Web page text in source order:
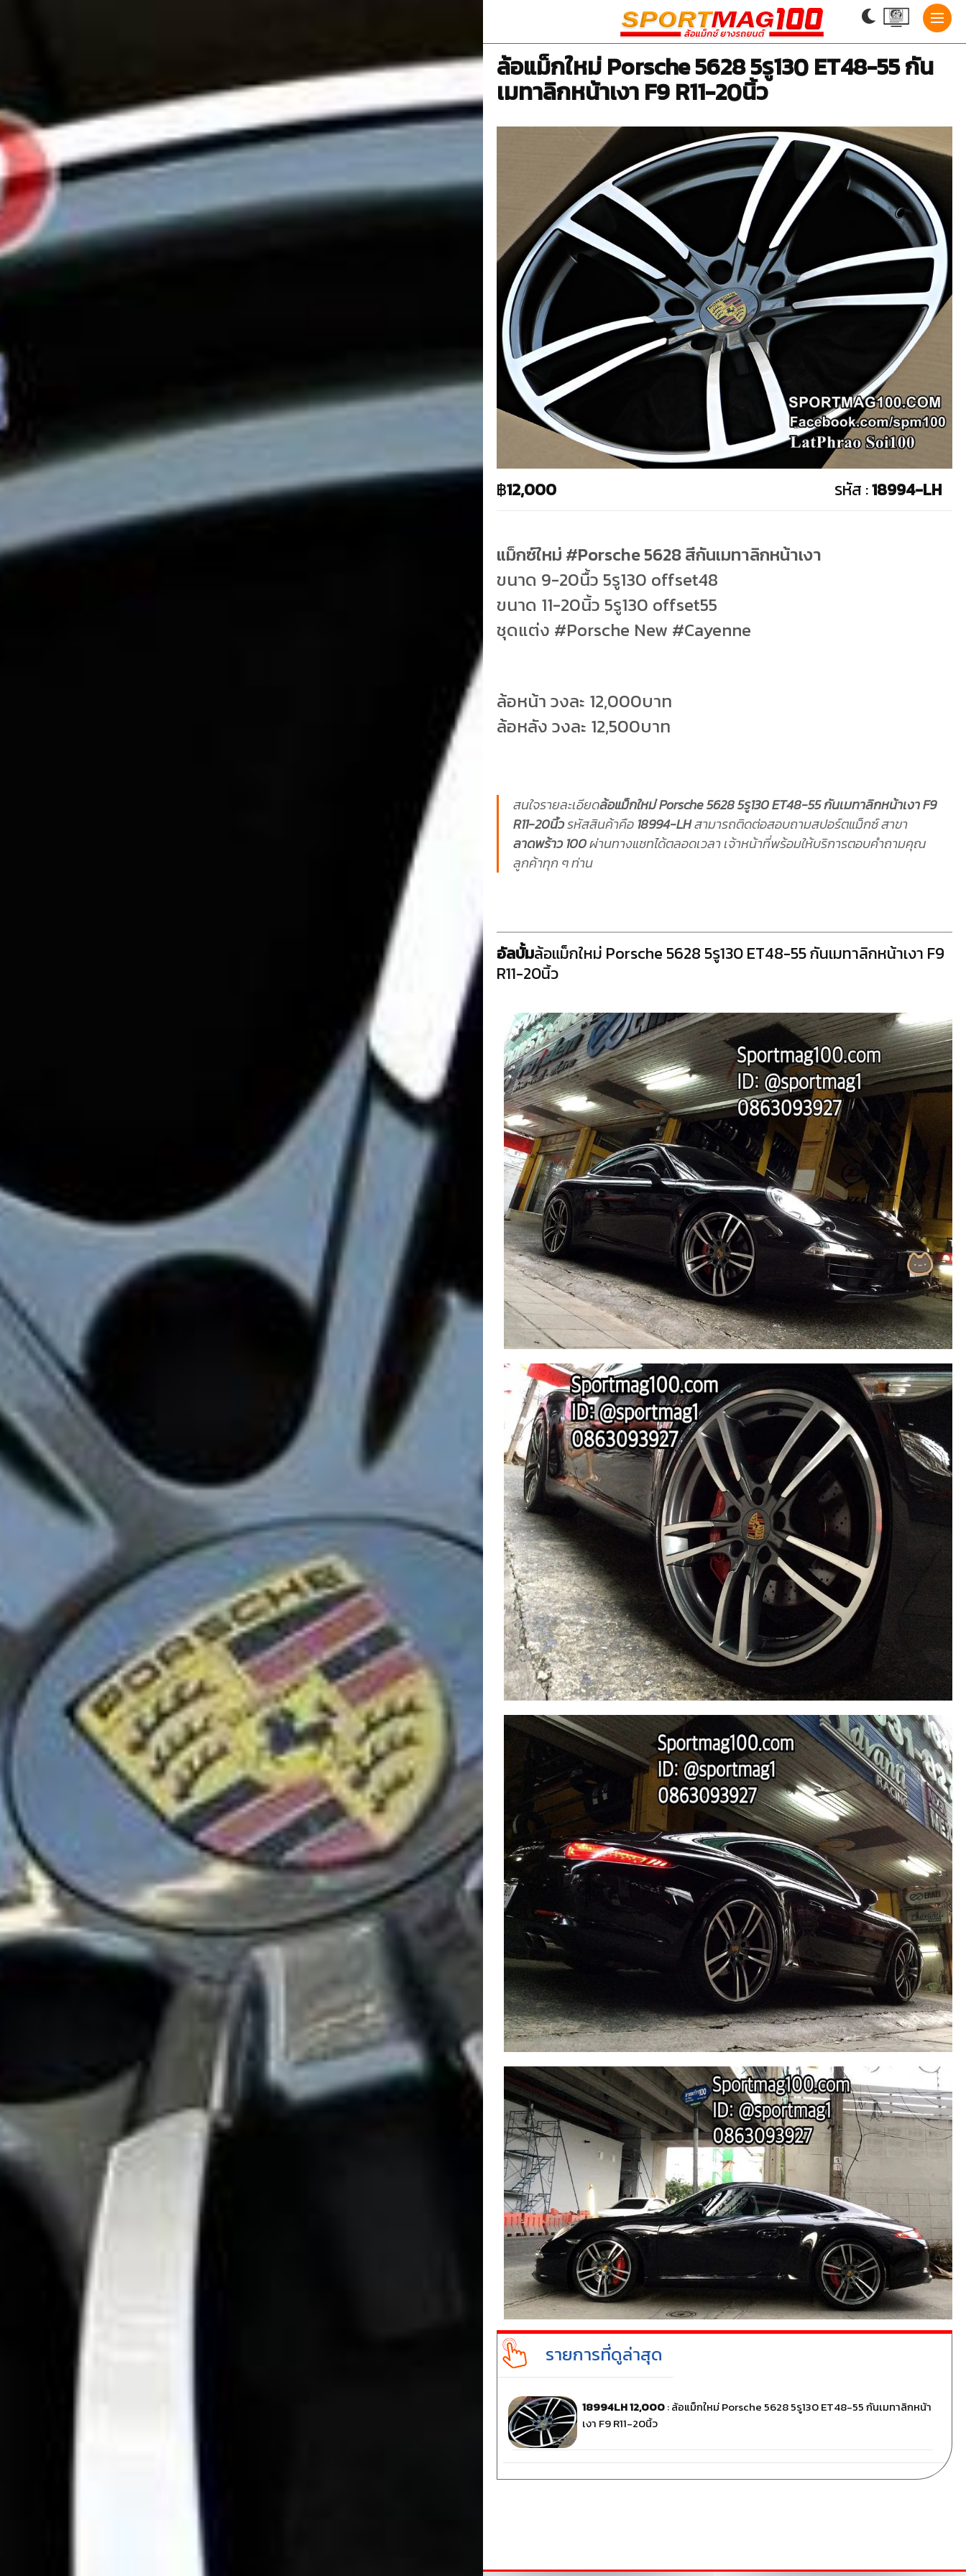
ล้อแม็กใหม่ Porsche 5628 5รู130 ET48-55 กัน
เมทาลิกหน้าเงา F9 R11-20นิ้ว
฿12,000 รหัส :18994-LH
แม็กซ์ใหม่ #Porsche 5628 สีกันเมทาลิกหน้าเงา
ขนาด 9-20นื้ว 5รู130 offset48
ขนาด 11-20นิ้ว 5รู130 offset55
ชุดแต่ง #Porsche New #Cayenne
ล้อหน้า วงละ 12,000บาท
ล้อหลัง วงละ 12,500บาท
สนใจรายละเอียดล้อแม็กใหม่ Porsche 5628 5รู130 ET48-55 กันเมทาลิกหน้าเงา F9
R11-20นิ้วรหัสสินค้าคือ 18994-LHสามารถติดต่อสอบถามสปอร์ตแม็กซ์ สาขา
ลาดพร้าว 100ผ่านทางแชทได้ตลอดเวลา เจ้าหน้าที่พร้อมให้บริการตอบคำถามคุณ
ลูกค้าทุก ๆ ท่าน
อัลบั้มล้อแม็กใหม่ Porsche 5628 5รู130 ET48-55 กันเมทาลิกหน้าเงา F9
R11-20นิ้ว
รายการที่ดูล่าสุด
18994LH 12,000: ล้อแม็กใหม่ Porsche 5628 5รู130 ET48-55 กันเมทาลิกหน้า
เงา F9 R11-20นิ้ว